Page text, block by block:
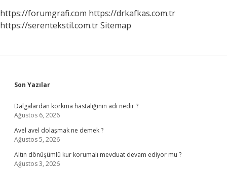
https://forumgrafi.com https://drkafkas.com.tr
https://serentekstil.com.trSitemap
Sidebar
Son Yazılar
Dalgalardan korkma hastalığının adı nedir ?
Ağustos 6, 2026
Avel avel dolaşmak ne demek ?
Ağustos 5, 2026
Altın dönüşümlü kur korumalı mevduat devam ediyor mu ?
Ağustos 3, 2026